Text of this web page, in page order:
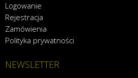
Logowanie
Rejestracja
Zamówienia
Polityka prywatności
NEWSLETTER